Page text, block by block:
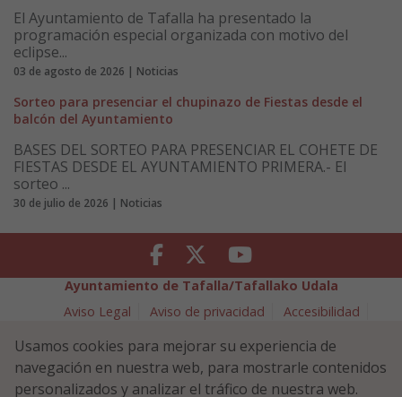
El Ayuntamiento de Tafalla ha presentado la
programación especial organizada con motivo del
eclipse...
03 de agosto de 2026 | Noticias
Sorteo para presenciar el chupinazo de Fiestas desde el
balcón del Ayuntamiento
BASES DEL SORTEO PARA PRESENCIAR EL COHETE DE
FIESTAS DESDE EL AYUNTAMIENTO PRIMERA.- El
sorteo ...
30 de julio de 2026 | Noticias
Facebook Twitter Youtube
Ayuntamiento de Tafalla/Tafallako Udala
Aviso Legal
Aviso de privacidad
Accesibilidad
Política de Seguridad de la Información
Plaza Navarra 5 - 31300 Tafalla (NAVARRA)
948 70 18 11
Usamos cookies para mejorar su experiencia de
navegación en nuestra web, para mostrarle contenidos
personalizados y analizar el tráfico de nuestra web.